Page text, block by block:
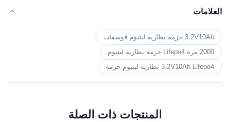
العلامات
3.2V10Ah حزمة بطارية ليثيوم فوسفات
2000 مرة Lifepo4 حزمة بطارية ليثيوم
3.2V10Ah Lifepo4 بطارية ليثيوم حزمة
المنتجات ذات الصلة